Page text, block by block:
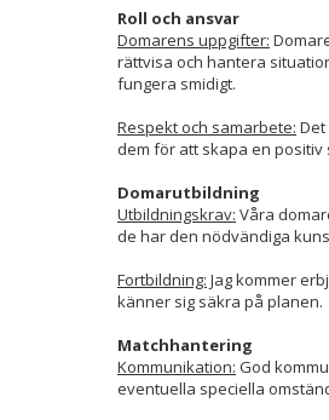
Roll och ansvar
Domarens uppgifter:
rättvisa och hantera
fungera smidigt.
Respekt och samarbete:
dem för att skapa en positiv
Domarutbildning
Utbildningskrav: Våra
de har den nödvändiga
Fortbildning: Jag kommer
känner sig säkra på planen.
Matchhantering
Kommunikation: God
eventuella speciella